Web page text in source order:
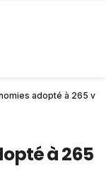
adopté à 265
à 265